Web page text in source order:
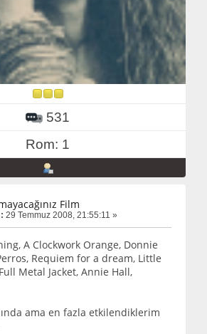
531
Rom: 1
Film
29 Temmuz 2008, 21:55:11 »
A Clockwork Orange, Donnie
Requiem for a dream, Little
Metal Jacket, Annie Hall,
ama en fazla etkilendiklerim